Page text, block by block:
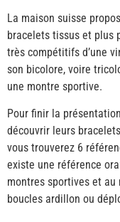
La maison suisse
bracelets tissus et plus
très compétitifs d’une
son bicolore, voire
une montre sportive.
Pour finir la
découvrir leurs
vous trouverez 6
existe une référence
montres sportives et
boucles ardillon ou